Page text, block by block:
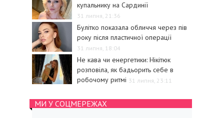
купальнику на Сардинії
31 липня, 21:36
Булітко показала обличчя через пів
року після пластичної операції
31 липня, 18:04
Не кава чи енергетики: Нікітюк
розповіла, як бадьорить себе в
робочому ритмі 31 липня, 23:11
МИ У СОЦМЕРЕЖАХ